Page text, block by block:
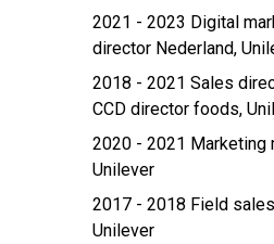
2021 - 2023 Digital
director Nederland,
2018 - 2021 Sales
CCD director foods,
2020 - 2021 Marketing
Unilever
2017 - 2018 Field
Unilever